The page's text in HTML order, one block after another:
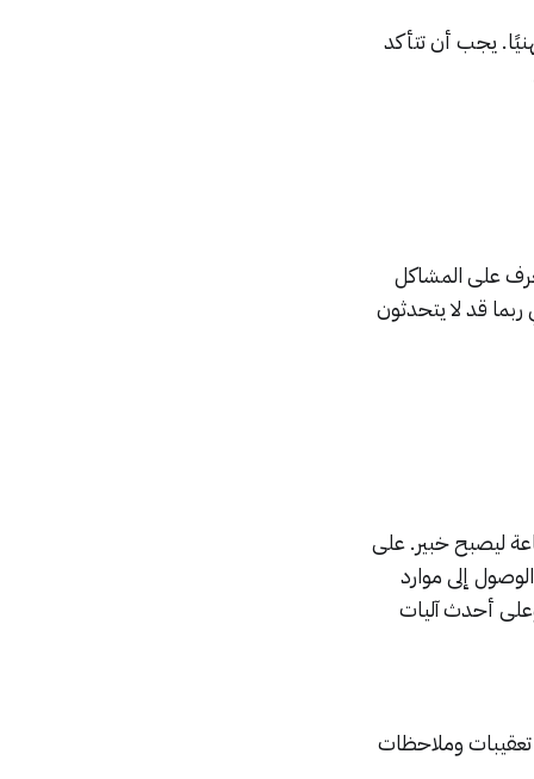
يجب أن تتأكد
على المشاكل
قد لا يتحدثون
ليصبح خبير. على
إلى موارد
أحدث آليات
تعقيبات وملاحظات